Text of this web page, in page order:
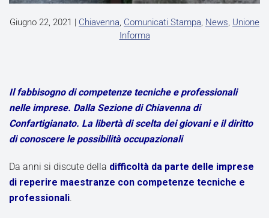
Giugno 22, 2021 | Chiavenna, Comunicati Stampa, News, Unione
Informa
Il fabbisogno di competenze tecniche e professionali
nelle imprese. Dalla Sezione di Chiavenna di
Confartigianato. La libertà di scelta dei giovani e il diritto
di conoscere le possibilità occupazionali
Da anni si discute della difficoltà da parte delle imprese
di reperire maestranze con competenze tecniche e
professionali.